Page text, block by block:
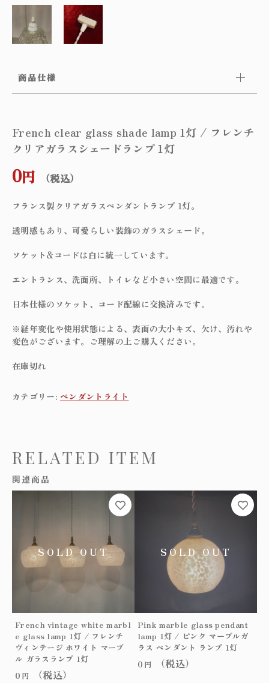
商品仕様
French clear glass shade lamp 1灯 / フレンチ
クリアガラスシェードランプ 1灯
0円 （税込）
フランス製クリアガラスペンダントランプ 1灯。
透明感もあり、可愛らしい装飾のガラスシェード。
ソケット&コードは白に統一しています。
エントランス、洗面所、トイレなど小さい空間に最適です。
日本仕様のソケット、コード配線に交換済みです。
※経年変化や使用状態による、表面の大小キズ、欠け、汚れや
変色がございます。ご理解の上ご購入ください。
在庫切れ
カテゴリー: ペンダントライト
RELATED ITEM
関連商品
French vintage white marbl
e glass lamp 1灯 / フレンチ
ヴィンテージ ホワイト マーブ
ル ガラスランプ 1灯
0 円 （税込）
Pink marble glass pendant
lamp 1灯 / ピンク マーブルガ
ラス ペンダント ランプ 1灯
0 円 （税込）